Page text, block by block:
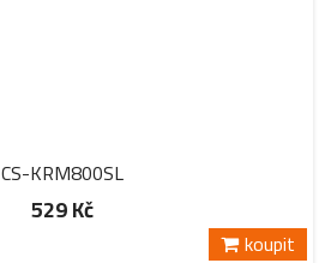
CS-KRM800SL
529 Kč
koupit